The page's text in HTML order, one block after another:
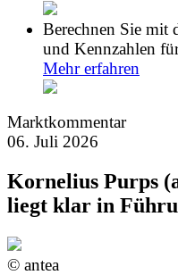
Berechnen Sie mit
und Kennzahlen
Mehr erfahren
Marktkommentar
06. Juli 2026
Kornelius Purps
liegt klar in
© antea